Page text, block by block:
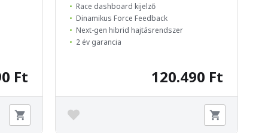
Ft
Race dashboard kijelző
Dinamikus Force Feedback
Next-gen hibrid hajtásrendszer
2 év garancia
120.490 Ft